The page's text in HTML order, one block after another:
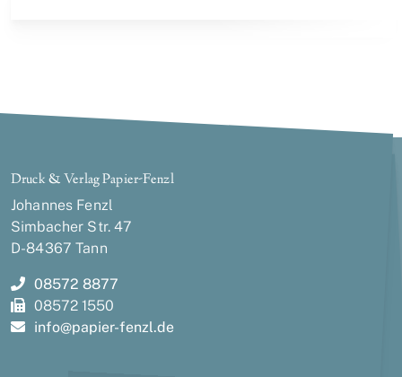
Druck & Verlag Papier-Fenzl
Johannes Fenzl
Simbacher Str. 47
D-84367 Tann
08572 8877
08572 1550
info@papier-fenzl.de